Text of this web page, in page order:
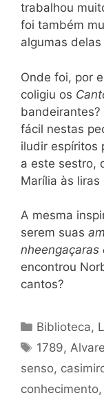
trabalhou
foi também
algumas
Onde foi, por
coligiu os
bandeirantes?
fácil nestas
iludir espíritos
a este sestro,
Marília às liras
A mesma
serem suas
nheengaçaras
encontrou
cantos?
Categorias
Biblioteca,
Tags
1789,
senso,
conhecimento,